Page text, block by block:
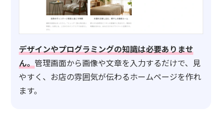
デザインやプログラミングの知識は必要ありませ
ん。管理画面から画像や文章を入力するだけで、見
やすく、お店の雰囲気が伝わるホームページを作れ
ます。